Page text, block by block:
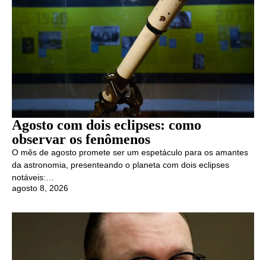
Agosto com dois eclipses: como
observar os fenômenos
O mês de agosto promete ser um espetáculo para os amantes
da astronomia, presenteando o planeta com dois eclipses
notáveis:…
agosto 8, 2026